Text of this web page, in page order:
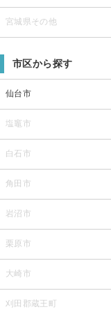
宮城県その他
市区から探す
仙台市
塩竈市
白石市
角田市
岩沼市
栗原市
大崎市
刈田郡蔵王町